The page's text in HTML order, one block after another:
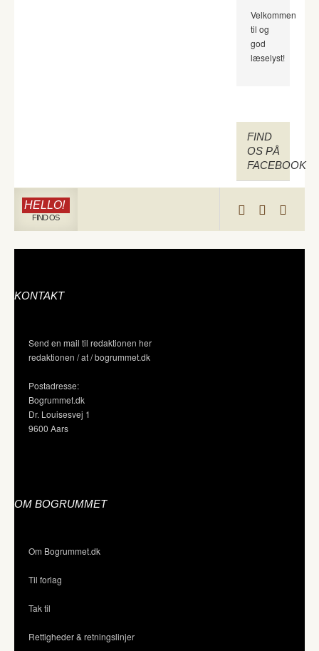
Velkommen
til og
god
læselyst!
FIND
OS PÅ
FACEBOOK
HELLO!
FIND OS
KONTAKT
Send en mail til redaktionen her
redaktionen / at / bogrummet.dk
Postadresse:
Bogrummet.dk
Dr. Louisesvej 1
9600 Aars
OM BOGRUMMET
Om Bogrummet.dk
Til forlag
Tak til
Rettigheder & retningslinjer